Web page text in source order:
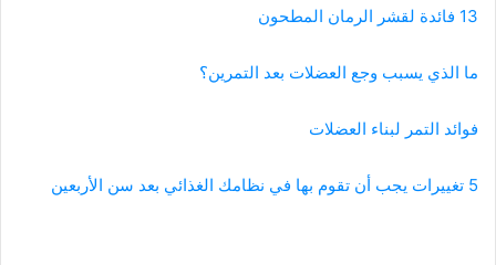
13 فائدة لقشر الرمان المطحون
ما الذي يسبب وجع العضلات بعد التمرين؟
فوائد التمر لبناء العضلات
5 تغييرات يجب أن تقوم بها في نظامك الغذائي بعد سن الأربعين